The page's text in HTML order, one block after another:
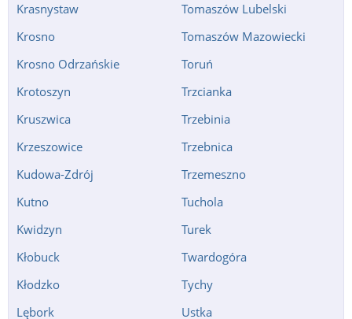
Krasnystaw
Krosno
Krosno Odrzańskie
Krotoszyn
Kruszwica
Krzeszowice
Kudowa-Zdrój
Kutno
Kwidzyn
Kłobuck
Kłodzko
Lębork
Tomaszów Lubelski
Tomaszów Mazowiecki
Toruń
Trzcianka
Trzebinia
Trzebnica
Trzemeszno
Tuchola
Turek
Twardogóra
Tychy
Ustka